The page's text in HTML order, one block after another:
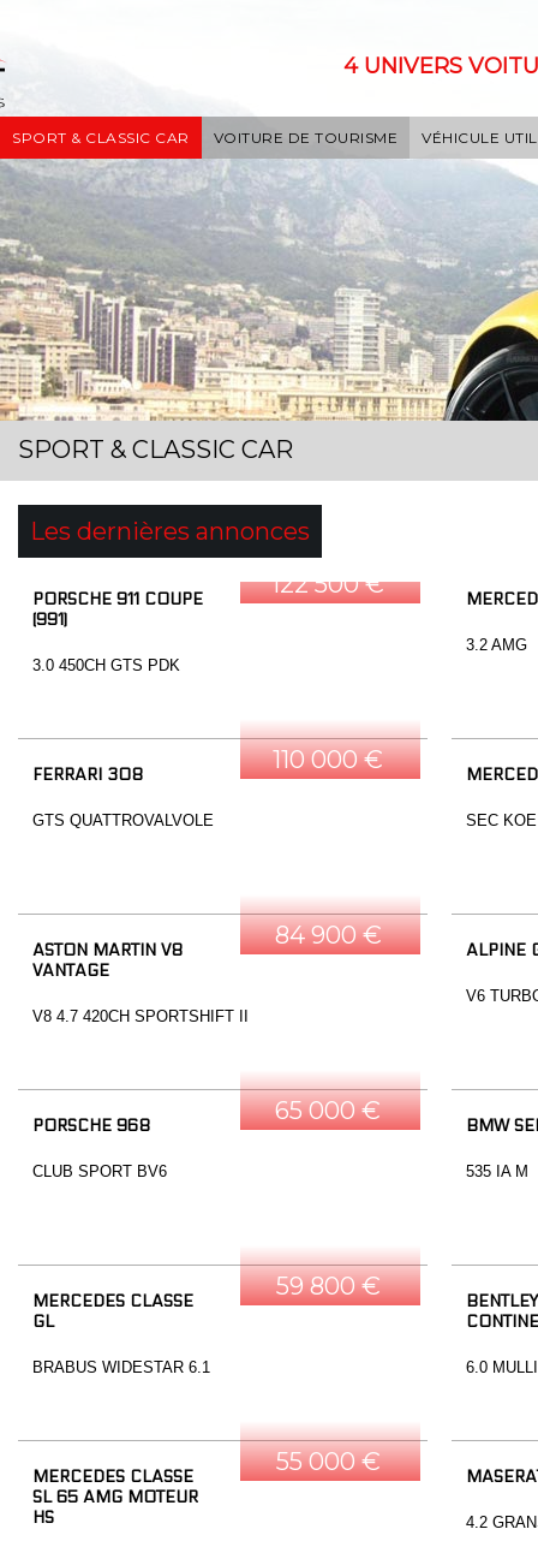
4 UNIVERS
SPORT & CLASSIC CAR VOITURE DE TOURISME VÉHICULE
SPORT & CLASSIC CAR
Les dernières annonces
122 500 €
PORSCHE 911 COUPE
(991)
3.0 450CH GTS PDK
3.2 AMG
110 000 €
FERRARI 308
GTS QUATTROVALVOLE SEC
84 900 €
ASTON MARTIN V8
VANTAGE
V8 4.7 420CH SPORTSHIFT II
ALPINE
V6
65 000 €
PORSCHE 968
CLUB SPORT BV6
BMW
535 IA M
59 800 €
MERCEDES CLASSE
GL
BRABUS WIDESTAR 6.1
BENTLEY
6.0
55 000 €
MERCEDES CLASSE
SL 65 AMG MOTEUR
HS
4.2